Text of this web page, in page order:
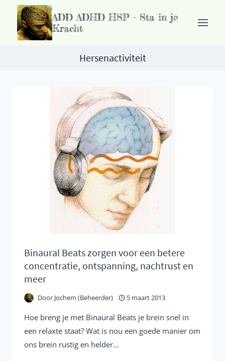
ADD ADHD HSP - Sta in je
Kracht
Hersenactiviteit
Binaural Beats zorgen voor een betere
concentratie, ontspanning, nachtrust en
meer
Door Jochem (Beheerder) 5 maart 2013
Hoe breng je met Binaural Beats je brein snel in
een relaxte staat? Wat is nou een goede manier om
ons brein rustig en helder…